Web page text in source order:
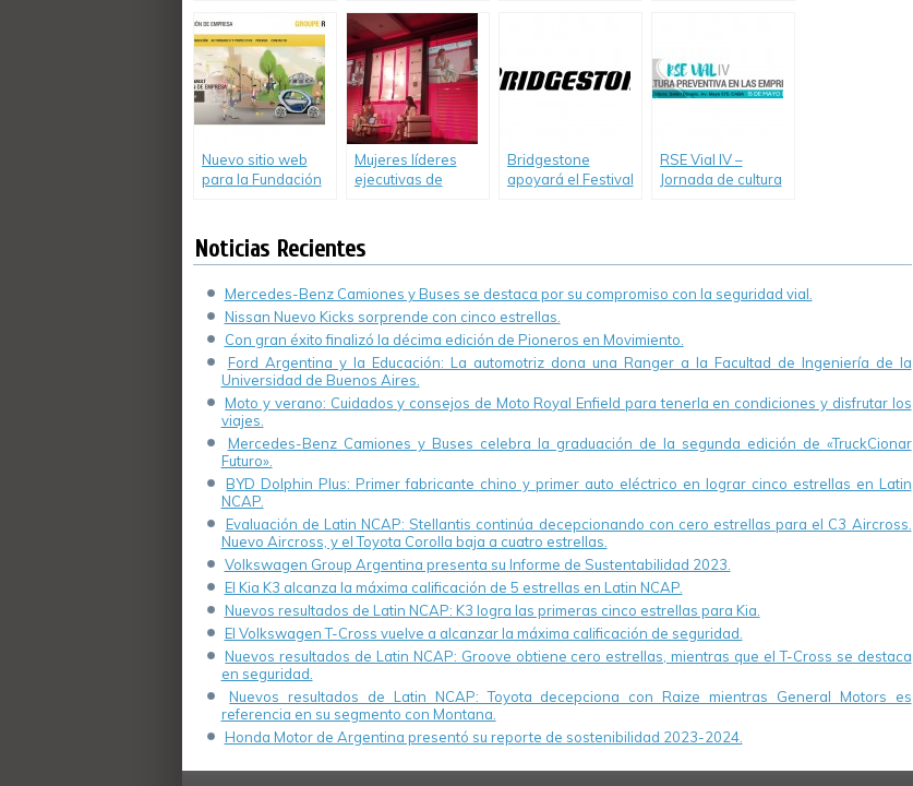
Renault Kangoo a
CONIN
Responsable en
todo el país
mano de PSA
necesitan.
Nuevo sitio web
para la Fundación
Mujeres líderes
ejecutivas de
Leadership Forum»
Bridgestone
apoyará el Festival
RSE Vial IV –
Jornada de cultura
Noticias Recientes
Mercedes-Benz Camiones y Buses se destaca por su compromiso con la seguridad vial.
Nissan Nuevo Kicks sorprende con cinco estrellas.
Con gran éxito finalizó la décima edición de Pioneros en Movimiento.
Ford Argentina y la Educación: La automotriz dona una Ranger a la Facultad de Ingeniería de la
Universidad de Buenos Aires.
Moto y verano: Cuidados y consejos de Moto Royal Enfield para tenerla en condiciones y disfrutar los
viajes.
Mercedes-Benz Camiones y Buses celebra la graduación de la segunda edición de «TruckCionar
Futuro».
BYD Dolphin Plus: Primer fabricante chino y primer auto eléctrico en lograr cinco estrellas en Latin
NCAP.
Evaluación de Latin NCAP: Stellantis continúa decepcionando con cero estrellas para el C3 Aircross.
Nuevo Aircross, y el Toyota Corolla baja a cuatro estrellas.
Volkswagen Group Argentina presenta su Informe de Sustentabilidad 2023.
El Kia K3 alcanza la máxima calificación de 5 estrellas en Latin NCAP.
Nuevos resultados de Latin NCAP: K3 logra las primeras cinco estrellas para Kia.
El Volkswagen T-Cross vuelve a alcanzar la máxima calificación de seguridad.
Nuevos resultados de Latin NCAP: Groove obtiene cero estrellas, mientras que el T-Cross se destaca
en seguridad.
Nuevos resultados de Latin NCAP: Toyota decepciona con Raize mientras General Motors es
referencia en su segmento con Montana.
Honda Motor de Argentina presentó su reporte de sostenibilidad 2023-2024.